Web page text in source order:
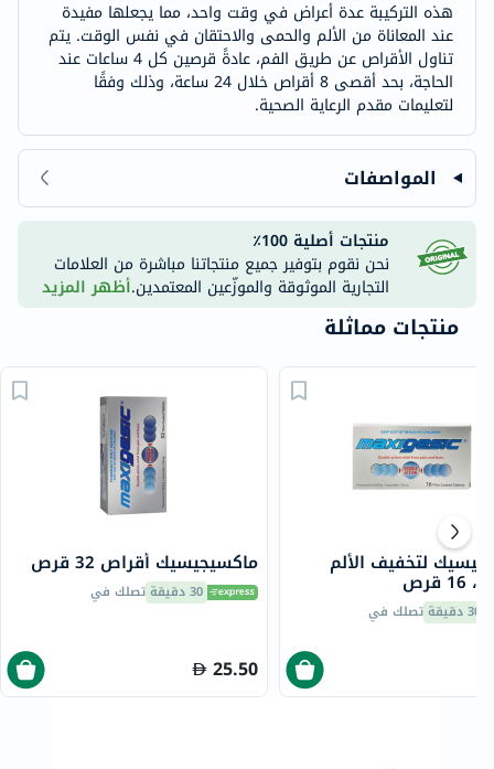
هذه التركيبة عدة أعراض في وقت واحد، مما يجعلها مفيدة
عند المعاناة من الألم والحمى والاحتقان في نفس الوقت. يتم
تناول الأقراص عن طريق الفم، عادةً قرصين كل 4 ساعات عند
الحاجة، بحد أقصى 8 أقراص خلال 24 ساعة، وذلك وفقًا
لتعليمات مقدم الرعاية الصحية.
المواصفات
منتجات أصلية 100٪
نحن نقوم بتوفير جميع منتجاتنا مباشرة من العلامات
التجارية الموثوقة والموزّعين المعتمدين.أظهر المزيد
منتجات مماثلة
ماكسيجيسيك أقراص 32 قرص
30 دقيقة تصلك في
25.50
لتخفيف الألم
قرص
30 دقيقة تصلك في